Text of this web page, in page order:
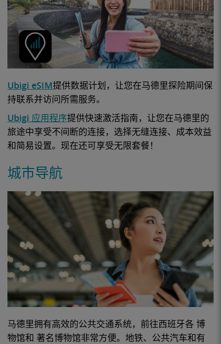
Ubigi eSIM提供数据计划，让您在马德里探险期间保
持联系并访问所需服务。
Ubigi 应用程序提供快速激活指南，让您在马德里的
旅途中享受不间断的连接，选择无缝连接、成本效益
和简易设置。现在还可享受无限套餐！
城市导航
马德里拥有高效的公共交通系统，前往西班牙各 博
物馆和 著名博物馆非常方便。地铁、公共汽车和有